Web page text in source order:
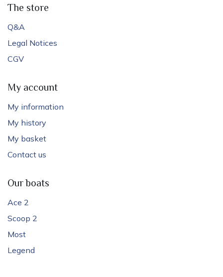
The store
Q&A
Legal Notices
CGV
My account
My information
My history
My basket
Contact us
Our boats
Ace 2
Scoop 2
Most
Legend